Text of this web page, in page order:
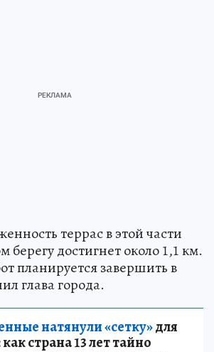
террас в этой части
берегу достигнет около 1,1 км.
планируется завершить в
глава города.
натянули «сетку»для
страна 13 лет тайно